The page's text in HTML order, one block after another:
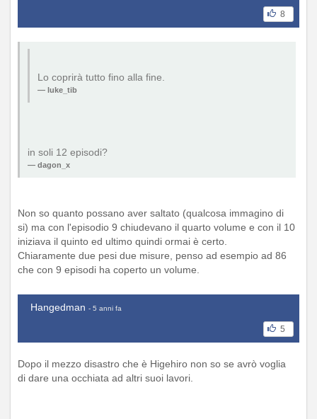
8
Lo coprirà tutto fino alla fine.
luke_tib
in soli 12 episodi?
dagon_x
Non so quanto possano aver saltato (qualcosa immagino di
si) ma con l'episodio 9 chiudevano il quarto volume e con il 10
iniziava il quinto ed ultimo quindi ormai è certo.
Chiaramente due pesi due misure, penso ad esempio ad 86
che con 9 episodi ha coperto un volume.
Hangedman - 5 anni fa
5
Dopo il mezzo disastro che è Higehiro non so se avrò voglia
di dare una occhiata ad altri suoi lavori.